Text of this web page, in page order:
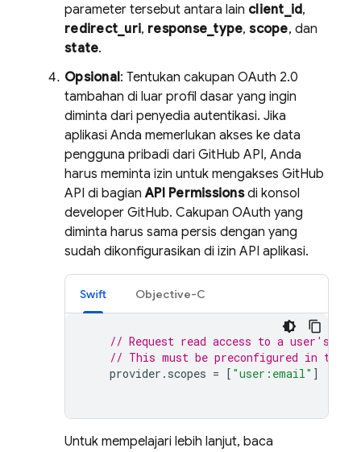
parameter tersebut antara lain client_id,
redirect_uri, response_type,scope, dan
state.
Opsional: Tentukan cakupan OAuth 2.0
tambahan di luar profil dasar yang ingin
diminta dari penyedia autentikasi. Jika
aplikasi Anda memerlukan akses ke data
pengguna pribadi dari GitHub API, Anda
harus meminta izin untuk mengakses GitHub
API di bagianAPI Permissionsdi konsol
developer GitHub. Cakupan OAuth yang
diminta harus sama persis dengan yang
sudah dikonfigurasikan di izin API aplikasi.
Swift Objective-C
// Request read access to a user's
// This must be preconfigured in the
provider . scopes = [ "user:email" ]
Untuk mempelajari lebih lanjut, baca